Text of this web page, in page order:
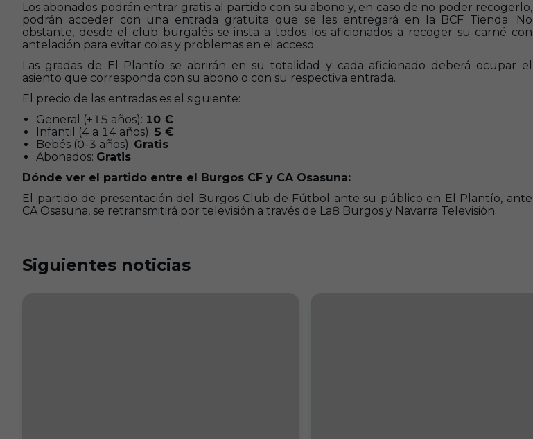
Los abonados podrán entrar gratis al partido con su abono y, en caso de no poder recogerlo,
podrán acceder con una entrada gratuita que se les entregará en la BCF Tienda. No
obstante, desde el club burgalés se insta a todos los aficionados a recoger su carné con
antelación para evitar colas y problemas en el acceso.
Las gradas de El Plantío se abrirán en su totalidad y cada aficionado deberá ocupar el
asiento que corresponda con su abono o con su respectiva entrada.
El precio de las entradas es el siguiente:
General (+15 años): 10 €
Infantil (4 a 14 años): 5 €
Bebés (0-3 años): Gratis
Abonados: Gratis
Dónde ver el partido entre el Burgos CF y CA Osasuna:
El partido de presentación del Burgos Club de Fútbol ante su público en El Plantío, ante
CA Osasuna, se retransmitirá por televisión a través de La8 Burgos y Navarra Televisión.
Siguientes noticias